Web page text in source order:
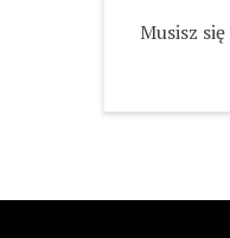
Musisz się